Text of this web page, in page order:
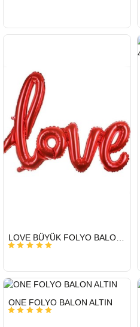
GÖNDERİ
GÖNDERİ
ONE FOLYO BALON ALTIN